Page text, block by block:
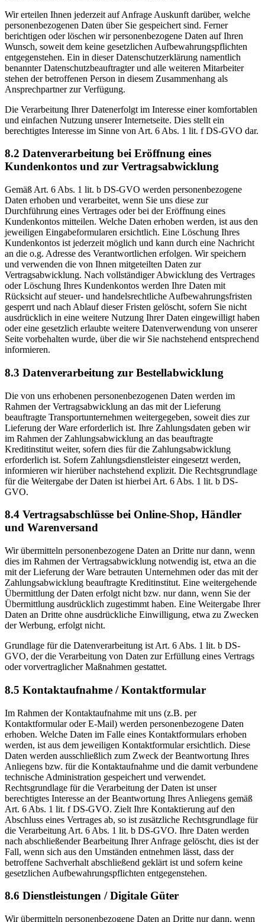
Wir erteilen Ihnen jederzeit auf Anfrage Auskunft darüber, welche
personenbezogenen Daten über Sie gespeichert sind. Ferner
berichtigen oder löschen wir personenbezogene Daten auf Ihren
Wunsch, soweit dem keine gesetzlichen Aufbewahrungspflichten
entgegenstehen. Ein in dieser Datenschutzerklärung namentlich
benannter Datenschutzbeauftragter und alle weiteren Mitarbeiter
stehen der betroffenen Person in diesem Zusammenhang als
Ansprechpartner zur Verfügung.
Die Verarbeitung Ihrer Datenerfolgt im Interesse einer komfortablen
und einfachen Nutzung unserer Internetseite. Dies stellt ein
berechtigtes Interesse im Sinne von Art. 6 Abs. 1 lit. f DS-GVO dar.
8.2 Datenverarbeitung bei Eröffnung eines
Kundenkontos und zur Vertragsabwicklung
Gemäß Art. 6 Abs. 1 lit. b DS-GVO werden personenbezogene
Daten erhoben und verarbeitet, wenn Sie uns diese zur
Durchführung eines Vertrages oder bei der Eröffnung eines
Kundenkontos mitteilen. Welche Daten erhoben werden, ist aus den
jeweiligen Eingabeformularen ersichtlich. Eine Löschung Ihres
Kundenkontos ist jederzeit möglich und kann durch eine Nachricht
an die o.g. Adresse des Verantwortlichen erfolgen. Wir speichern
und verwenden die von Ihnen mitgeteilten Daten zur
Vertragsabwicklung. Nach vollständiger Abwicklung des Vertrages
oder Löschung Ihres Kundenkontos werden Ihre Daten mit
Rücksicht auf steuer- und handelsrechtliche Aufbewahrungsfristen
gesperrt und nach Ablauf dieser Fristen gelöscht, sofern Sie nicht
ausdrücklich in eine weitere Nutzung Ihrer Daten eingewilligt haben
oder eine gesetzlich erlaubte weitere Datenverwendung von unserer
Seite vorbehalten wurde, über die wir Sie nachstehend entsprechend
informieren.
8.3 Datenverarbeitung zur Bestellabwicklung
Die von uns erhobenen personenbezogenen Daten werden im
Rahmen der Vertragsabwicklung an das mit der Lieferung
beauftragte Transportunternehmen weitergegeben, soweit dies zur
Lieferung der Ware erforderlich ist. Ihre Zahlungsdaten geben wir
im Rahmen der Zahlungsabwicklung an das beauftragte
Kreditinstitut weiter, sofern dies für die Zahlungsabwicklung
erforderlich ist. Sofern Zahlungsdienstleister eingesetzt werden,
informieren wir hierüber nachstehend explizit. Die Rechtsgrundlage
für die Weitergabe der Daten ist hierbei Art. 6 Abs. 1 lit. b DS-
GVO.
8.4 Vertragsabschlüsse bei Online-Shop, Händler
und Warenversand
Wir übermitteln personenbezogene Daten an Dritte nur dann, wenn
dies im Rahmen der Vertragsabwicklung notwendig ist, etwa an die
mit der Lieferung der Ware betrauten Unternehmen oder das mit der
Zahlungsabwicklung beauftragte Kreditinstitut. Eine weitergehende
Übermittlung der Daten erfolgt nicht bzw. nur dann, wenn Sie der
Übermittlung ausdrücklich zugestimmt haben. Eine Weitergabe Ihrer
Daten an Dritte ohne ausdrückliche Einwilligung, etwa zu Zwecken
der Werbung, erfolgt nicht.
Grundlage für die Datenverarbeitung ist Art. 6 Abs. 1 lit. b DS-
GVO, der die Verarbeitung von Daten zur Erfüllung eines Vertrags
oder vorvertraglicher Maßnahmen gestattet.
8.5 Kontaktaufnahme / Kontaktformular
Im Rahmen der Kontaktaufnahme mit uns (z.B. per
Kontaktformular oder E-Mail) werden personenbezogene Daten
erhoben. Welche Daten im Falle eines Kontaktformulars erhoben
werden, ist aus dem jeweiligen Kontaktformular ersichtlich. Diese
Daten werden ausschließlich zum Zweck der Beantwortung Ihres
Anliegens bzw. für die Kontaktaufnahme und die damit verbundene
technische Administration gespeichert und verwendet.
Rechtsgrundlage für die Verarbeitung der Daten ist unser
berechtigtes Interesse an der Beantwortung Ihres Anliegens gemäß
Art. 6 Abs. 1 lit. f DS-GVO. Zielt Ihre Kontaktierung auf den
Abschluss eines Vertrages ab, so ist zusätzliche Rechtsgrundlage für
die Verarbeitung Art. 6 Abs. 1 lit. b DS-GVO. Ihre Daten werden
nach abschließender Bearbeitung Ihrer Anfrage gelöscht, dies ist der
Fall, wenn sich aus den Umständen entnehmen lässt, dass der
betroffene Sachverhalt abschließend geklärt ist und sofern keine
gesetzlichen Aufbewahrungspflichten entgegenstehen.
8.6 Dienstleistungen / Digitale Güter
Wir übermitteln personenbezogene Daten an Dritte nur dann, wenn